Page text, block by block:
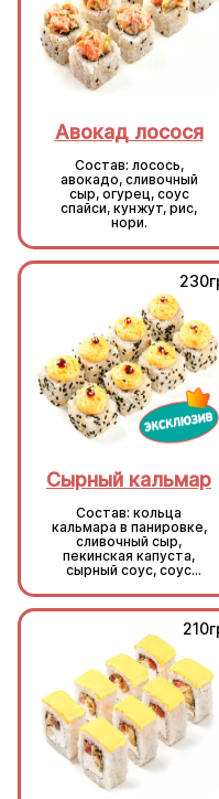
Авокад лосося
Состав: лосось,
авокадо, сливочный
сыр, огурец, соус
спайси, кунжут, рис,
нори.
Сырный кальмар
Состав: кольца
кальмара в панировке,
сливочный сыр,
пекинская капуста,
сырный соус, соус